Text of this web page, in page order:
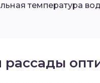
температура
рассады